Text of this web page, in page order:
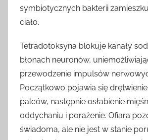
symbiotycznych bakterii
ciało.
Tetradotoksyna blokuje kanały
błonach neuronów,
przewodzenie impulsów
Początkowo pojawia się
palców, następnie osłabienie
oddychaniu i porażenie. Ofiara
świadoma, ale nie jest w stanie